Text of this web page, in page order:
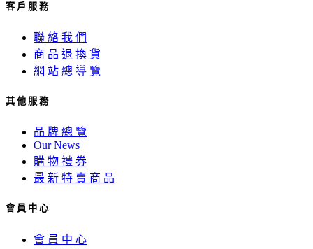
客 戶 服 務
聯 絡 我 們
商 品 退 換 貨
網 站 總 導 覽
其 他 服 務
品 牌 總 覽
Our News
購 物 禮 券
最 新 特 賣 商 品
會 員 中 心
會 員 中 心